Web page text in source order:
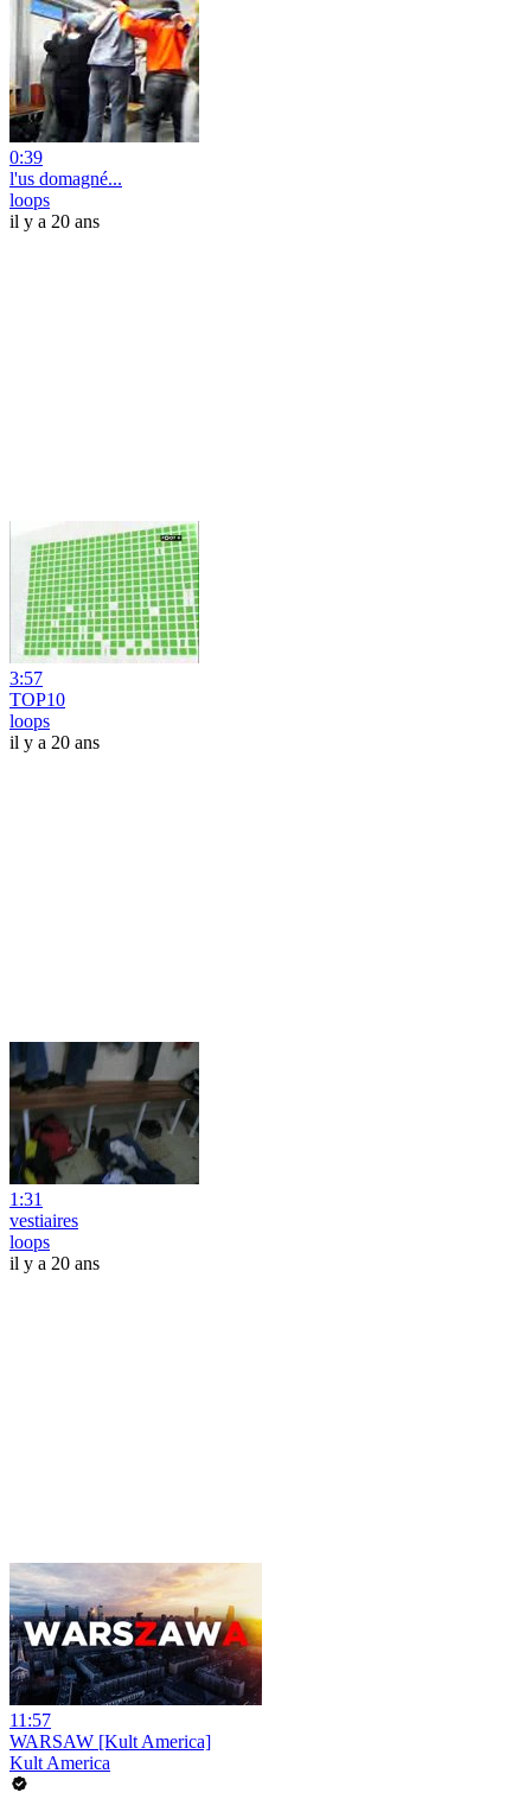
0:39
l'us domagné...
loops
il y a 20 ans
3:57
TOP10
loops
il y a 20 ans
1:31
vestiaires
loops
il y a 20 ans
11:57
WARSAW [Kult America]
Kult America